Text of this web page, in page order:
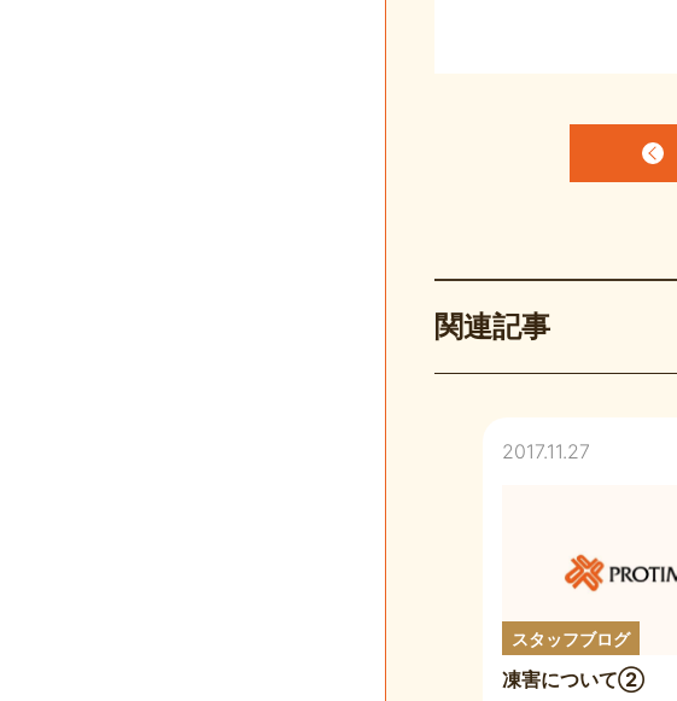
関連記事
2017.11.27
スタッフブログ
凍害について②